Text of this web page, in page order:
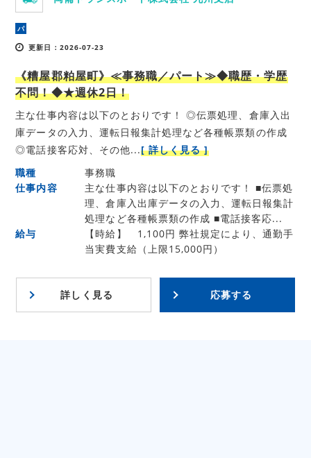
パ
更新日：2026-07-23
《糟屋郡粕屋町》≪事務職／パート≫◆職歴・学歴
不問！◆★週休2日！
主な仕事内容は以下のとおりです！ ◎伝票処理、倉庫入出
庫データの入力、運転日報集計処理など各種帳票類の作成
◎電話接客応対、その他...[ 詳しく見る ]
職種
事務職
仕事内容
主な仕事内容は以下のとおりです！ ■伝票処
理、倉庫入出庫データの入力、運転日報集計
処理など各種帳票類の作成 ■電話接客応...
給与
【時給】 1,100円 弊社規定により、通勤手
当実費支給（上限15,000円）
詳しく見る 応募する